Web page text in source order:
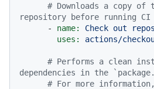
# Downloads a copy of
repository before running
-
name: Check out
uses:
actions/
# Performs a clean
dependencies in the
# For more